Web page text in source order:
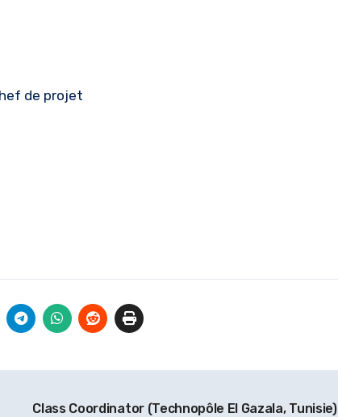
de projet
Class Coordinator (Technopôle El Gazala, Tunisie)